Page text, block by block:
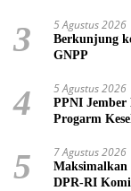
3 5 Agustus 2026
Berkunjung
GNPP
4 5 Agustus 2026
PPNI Jember
Progarm
5 7 Agustus 2026
Maksimalkan
DPR-RI